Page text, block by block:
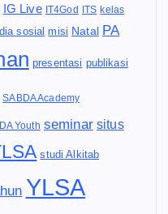
IG Live IT4God ITS kelas
sosial misi Natal PA
presentasi publikasi
SABDA Academy
Youth seminar situs
studi Alkitab
YLSA